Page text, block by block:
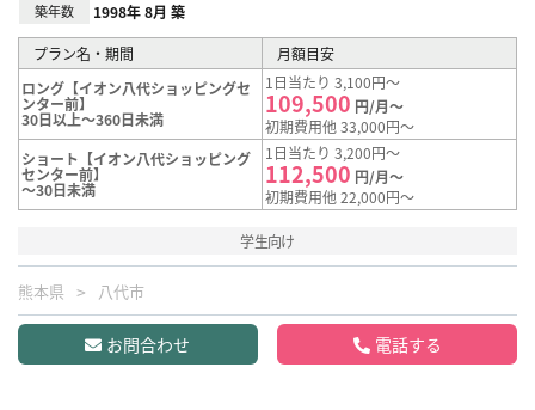
築年数 1998年 8月 築
プラン名・期間
月額目安
ロング【イオン八代ショッピングセ
ンター前】
30日以上～360日未満
1日当たり 3,100円～
109,500 円/月～
初期費用他 33,000円～
ショート【イオン八代ショッピング
センター前】
～30日未満
1日当たり 3,200円～
112,500 円/月～
初期費用他 22,000円～
学生向け
熊本県 八代市
お問合わせ 電話する